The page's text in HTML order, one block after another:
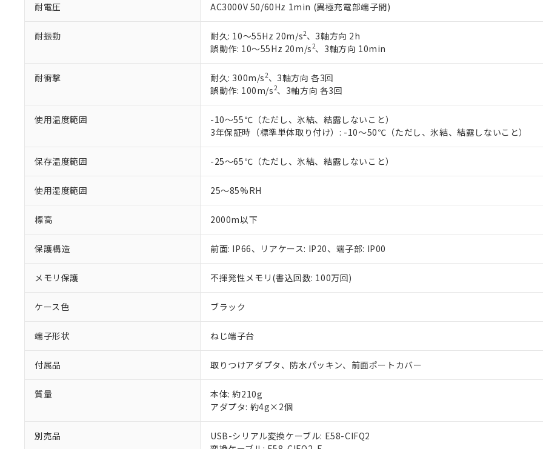
耐電圧 AC3000V 50/60Hz 1min (異極充電部端子間)
耐振動 耐久: 10～55Hz 20m/s2、3軸方向 2h
誤動作: 10～55Hz 20m/s2、3軸方向 10min
耐衝撃 耐久: 300m/s2、3軸方向 各3回
誤動作: 100m/s2、3軸方向 各3回
使用温度範囲
-10～55℃（ただし、氷結、結露しないこと）
3年保証時（標準単体取り付け）: -10～50℃（ただし、氷結、結露しないこと）
保存温度範囲 -25～65℃（ただし、氷結、結露しないこと）
使用湿度範囲 25～85%RH
標高 2000m以下
保護構造 前面: IP66、リアケース: IP20、端子部: IP00
メモリ保護 不揮発性メモリ(書込回数: 100万回)
ケース色 ブラック
端子形状 ねじ端子台
付属品 取りつけアダプタ、防水パッキン、前面ポートカバー
質量
本体: 約210g
アダプタ: 約4g×2個
別売品
USB-シリアル変換ケーブル: E58-CIFQ2